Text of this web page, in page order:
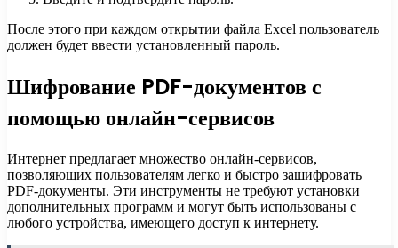
После этого при каждом открытии файла Excel пользователь
должен будет ввести установленный пароль.
Шифрование PDF-документов с
помощью онлайн-сервисов
Интернет предлагает множество онлайн-сервисов,
позволяющих пользователям легко и быстро зашифровать
PDF-документы. Эти инструменты не требуют установки
дополнительных программ и могут быть использованы с
любого устройства, имеющего доступ к интернету.